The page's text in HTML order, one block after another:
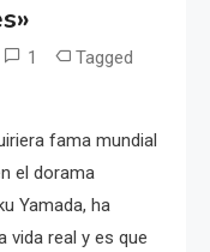
1 Tagged
fama mundial
el dorama
Yamada, ha
vida real y es que